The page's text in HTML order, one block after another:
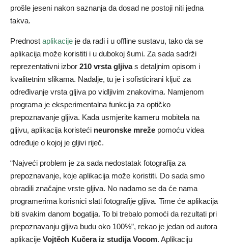
prošle jeseni nakon saznanja da dosad ne postoji niti jedna
takva.
Prednost aplikacije je da radi i u offline sustavu, tako da se
aplikacija može koristiti i u dubokoj šumi. Za sada sadrži
reprezentativni izbor 210 vrsta gljivas detaljnim opisom i
kvalitetnim slikama. Nadalje, tu je i sofisticirani ključ za
određivanje vrsta gljiva po vidljivim znakovima. Namjenom
programa je eksperimentalna funkcija za optičko
prepoznavanje gljiva. Kada usmjerite kameru mobitela na
gljivu, aplikacija koristeći neuronske mreže pomoću videa
određuje o kojoj je gljivi riječ.
“Najveći problem je za sada nedostatak fotografija za
prepoznavanje, koje aplikacija može koristiti. Do sada smo
obradili značajne vrste gljiva. No nadamo se da će nama
programerima korisnici slati fotografije gljiva. Time će aplikacija
biti svakim danom bogatija. To bi trebalo pomoći da rezultati pri
prepoznavanju gljiva budu oko 100%”, rekao je jedan od autora
aplikacije Vojtěch Kučera iz studija Vocom. Aplikaciju